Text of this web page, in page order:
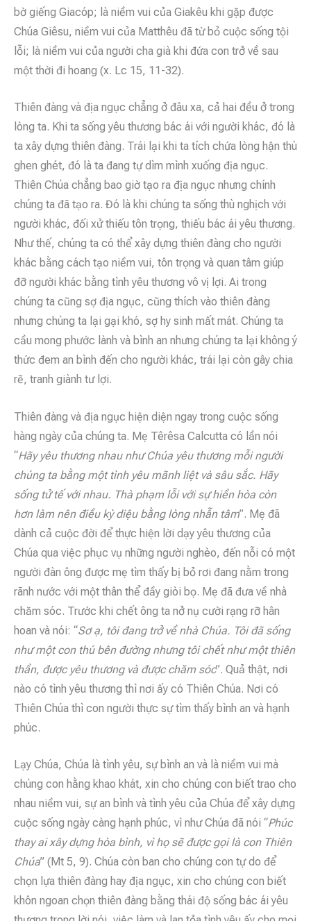
bờ giếng Giacóp; là niềm vui của Giakêu khi gặp được
Chúa Giêsu, niềm vui của Matthêu đã từ bỏ cuộc sống tội
lỗi; là niềm vui của người cha già khi đứa con trở về sau
một thời đi hoang (x. Lc 15, 11-32).
Thiên đàng và địa ngục chẳng ở đâu xa, cả hai đều ở trong
lòng ta. Khi ta sống yêu thương bác ái với người khác, đó là
ta xây dựng thiên đàng. Trái lại khi ta tích chứa lòng hận thù
ghen ghét, đó là ta đang tự dìm mình xuống địa ngục.
Thiên Chúa chẳng bao giờ tạo ra địa ngục nhưng chính
chúng ta đã tạo ra. Đó là khi chúng ta sống thù nghịch với
người khác, đối xử thiếu tôn trọng, thiếu bác ái yêu thương.
Như thế, chúng ta có thể xây dựng thiên đàng cho người
khác bằng cách tạo niềm vui, tôn trọng và quan tâm giúp
đỡ người khác bằng tình yêu thương vô vị lợi. Ai trong
chúng ta cũng sợ địa ngục, cũng thích vào thiên đàng
nhưng chúng ta lại gại khó, sợ hy sinh mất mát. Chúng ta
cầu mong phước lành và bình an nhưng chúng ta lại không ý
thức đem an bình đến cho người khác, trái lại còn gây chia
rẽ, tranh giành tư lợi.
Thiên đàng và địa ngục hiện diện ngay trong cuộc sống
hàng ngày của chúng ta. Mẹ Têrêsa Calcutta có lần nói
“Hãy yêu thương nhau như Chúa yêu thương mỗi người
chúng ta bằng một tình yêu mãnh liệt và sâu sắc. Hãy
sống tử tế với nhau. Thà phạm lỗi với sự hiền hòa còn
hơn làm nên điều kỳ diệu bằng lòng nhẫn tâm”. Mẹ đã
dành cả cuộc đời để thực hiện lời dạy yêu thương của
Chúa qua việc phục vụ những người nghèo, đến nỗi có một
người đàn ông được mẹ tìm thấy bị bỏ rơi đang nằm trong
rãnh nước với một thân thể đầy giòi bọ. Mẹ đã đưa về nhà
chăm sóc. Trước khi chết ông ta nở nụ cười rạng rỡ hân
hoan và nói: “Sơ ạ, tôi đang trở về nhà Chúa. Tôi đã sống
như một con thú bên đường nhưng tôi chết như một thiên
thần, được yêu thương và được chăm sóc”. Quả thật, nơi
nào có tình yêu thương thì nơi ấy có Thiên Chúa. Nơi có
Thiên Chúa thì con người thực sự tìm thấy bình an và hạnh
phúc.
Lạy Chúa, Chúa là tình yêu, sự bình an và là niềm vui mà
chúng con hằng khao khát, xin cho chúng con biết trao cho
nhau niềm vui, sự an bình và tình yêu của Chúa để xây dựng
cuộc sống ngày càng hạnh phúc, vì như Chúa đã nói “Phúc
thay ai xây dựng hòa bình, vì họ sẽ được gọi là con Thiên
Chúa” (Mt 5, 9). Chúa còn ban cho chúng con tự do để
chọn lựa thiên đàng hay địa ngục, xin cho chúng con biết
khôn ngoan chọn thiên đàng bằng thái độ sống bác ái yêu